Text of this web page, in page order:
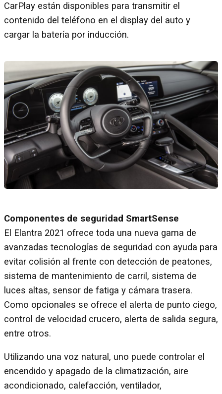
CarPlay están disponibles para transmitir el
contenido del teléfono en el display del auto y
cargar la batería por inducción.
Componentes de seguridad SmartSense
El Elantra 2021 ofrece toda una nueva gama de
avanzadas tecnologías de seguridad con ayuda para
evitar colisión al frente con detección de peatones,
sistema de mantenimiento de carril, sistema de
luces altas, sensor de fatiga y cámara trasera.
Como opcionales se ofrece el alerta de punto ciego,
control de velocidad crucero, alerta de salida segura,
entre otros.
Utilizando una voz natural, uno puede controlar el
encendido y apagado de la climatización, aire
acondicionado, calefacción, ventilador,